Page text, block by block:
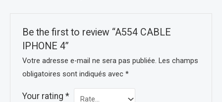
Be the first to review “A554 CABLE
IPHONE 4”
Votre adresse e-mail ne sera pas publiée. Les champs
obligatoires sont indiqués avec*
Your rating*